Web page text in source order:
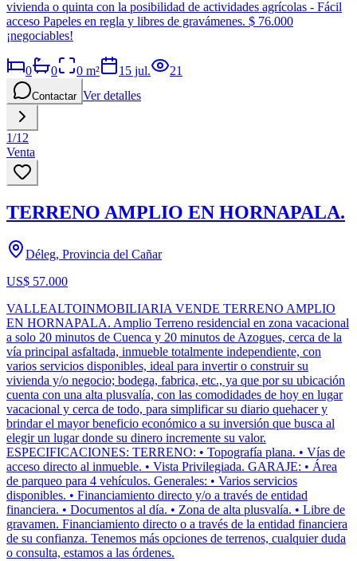
vivienda o quinta con la posibilidad de actividades agrícolas - Fácil
acceso Papeles en regla y libres de gravámenes. $ 76.000
¡negociables!
0 0 0 m² 15 jul. 21
Contactar Ver detalles
1/12
Venta
TERRENO AMPLIO EN HORNAPALA.
Déleg, Provincia del Cañar
US$ 57.000
VALLEALTOINMOBILIARIA VENDE TERRENO AMPLIO
EN HORNAPALA. Amplio Terreno residencial en zona vacacional
a solo 20 minutos de Cuenca y 20 minutos de Azogues, cerca de la
vía principal asfaltada, inmueble totalmente independiente, con
varios servicios disponibles, ideal para invertir o construir su
vivienda y/o negocio; bodega, fabrica, etc., ya que por su ubicación
cuenta con una alta plusvalía, con las comodidades de hoy en lugar
vacacional y cerca de todo, para simplificar su diario quehacer y
brindar el mayor beneficio económico a su inversión que busca al
elegir un lugar donde su dinero incremente su valor.
ESPECIFICACIONES: TERRENO: • Topografía plana. • Vías de
acceso directo al inmueble. • Vista Privilegiada. GARAJE: • Área
de parqueo para 4 vehículos. Generales: • Varios servicios
disponibles. • Financiamiento directo y/o a través de entidad
financiera. • Documentos al día. • Zona de alta plusvalía. • Libre de
gravamen. Financiamiento directo o a través de la entidad financiera
de su confianza. Tenemos más opciones de terrenos, cualquier duda
o consulta, estamos a las órdenes.